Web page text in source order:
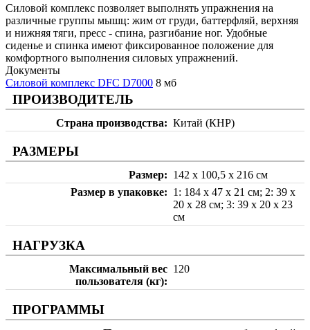
Cиловой комплекс позволяет выполнять упражнения на
различные группы мышц: жим от груди, баттерфляй, верхняя
и нижняя тяги, пресс - спина, разгибание ног. Удобные
сиденье и спинка имеют фиксированное положение для
комфортного выполнения силовых упражнений.
Документы
Силовой комплекс DFC D7000 8 мб
ПРОИЗВОДИТЕЛЬ
Страна производства Китай (КНР)
РАЗМЕРЫ
Размер
142 х 100,5 х 216 см
Размер в упаковке
1: 184 х 47 х 21 см; 2: 39 х
20 х 28 см; 3: 39 х 20 х 23
см
НАГРУЗКА
Максимальный вес
пользователя (кг)
120
ПРОГРАММЫ